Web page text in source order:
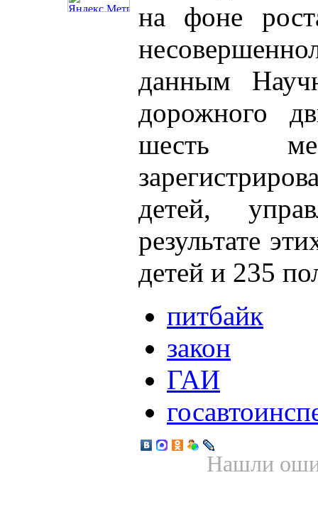
на фоне
данным
дорожного
шесть
детей,
результате
детей и 235
питбайк
закон
ГАИ
Нашли